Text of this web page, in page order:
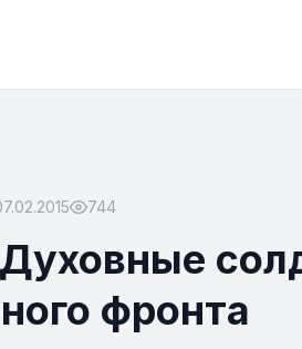
744
фронта